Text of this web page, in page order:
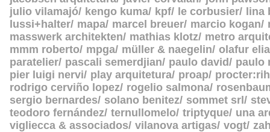
julio vilamajó
kengo kuma kpf le corbusier
lina
lussi+halter mapa marcel breuer marcio kogan
masswerk architekten
mathias klotz metro
mmm roberto mpga müller & naegelin olafur
paratelier pascali semerdjian paulo david
paulo
pier luigi nervi
play arquitetura proap
rodrigo cerviño lopez rogelio salmona
sergio bernardes
solano benitez sommet srl
teodoro fernández ternullomelo triptyque una
vigliecca & associados vilanova artigas vogt